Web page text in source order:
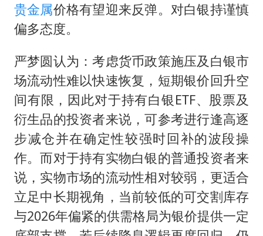
贵金属价格有望迎来反弹。对白银持谨慎
偏多态度。
严梦圆认为：考虑货币政策施压及白银市
场流动性难以快速恢复，短期银价回升空
间有限，因此对于持有白银ETF、股票及
衍生品的投资者来说，可参考进行逢高逐
步减仓并在确定性较强时回补的波段操
作。而对于持有实物白银的普通投资者来
说，实物市场的流动性相对较弱，更适合
立足中长期视角，当前较低的可交割库存
与2026年偏紧的供需格局为银价提供一定